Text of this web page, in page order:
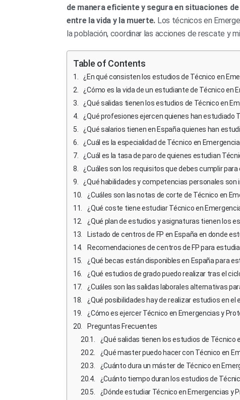
de manera eficiente y segura en situaciones
entre la vida y la muerte. Los técnicos en
la población, coordinar las acciones de rescate y
Table of Contents
¿En qué consisten los estudios de Técnico en
¿Cómo es la vida de un estudiante de Técnico en
¿Qué salidas tienen los estudios de Técnico en
¿Qué profesiones ejercen quienes han estudiado
¿Qué salarios tienen en España quienes han
¿Cuál es la especialidad de Técnico en
¿Cuál es la tasa de paro de quienes estudian
¿Cuáles son los requisitos que debes cumplir
¿Qué habilidades y competencias personales son
¿Cuáles son las notas de corte de Técnico en
¿Qué coste tiene estudiar Técnico en
¿Qué plan de estudios y asignaturas tienen los
Listado de centros de FP en España en donde
Recomendaciones de centros de FP para
¿Qué becas están disponibles en España para
¿Qué estudios de grado puedo realizar tras el
¿Cuáles son las salidas laborales alternativas para
¿Qué posibilidades hay de realizar estudios en el
¿Cómo es ejercer Técnico en Emergencias y
Preguntas Frecuentes
¿Qué salidas tienen los estudios de Técnico
¿Qué master puedo hacer con Técnico en
¿Cuánto dura un máster de Técnico en
¿Cuánto tiempo duran los estudios de
¿Dónde estudiar Técnico en Emergencias y